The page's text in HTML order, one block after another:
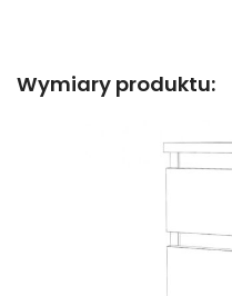
Wymiary produktu: